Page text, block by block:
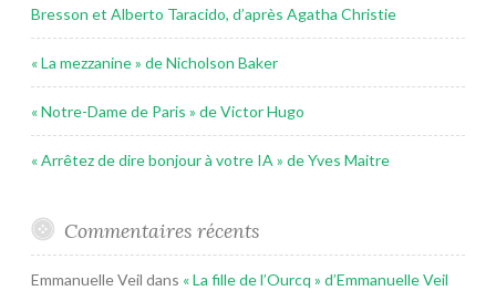
Bresson et Alberto Taracido, d’après Agatha Christie
« La mezzanine » de Nicholson Baker
« Notre-Dame de Paris » de Victor Hugo
« Arrêtez de dire bonjour à votre IA » de Yves Maitre
Commentaires récents
Emmanuelle Veil dans « La fille de l’Ourcq » d’Emmanuelle Veil